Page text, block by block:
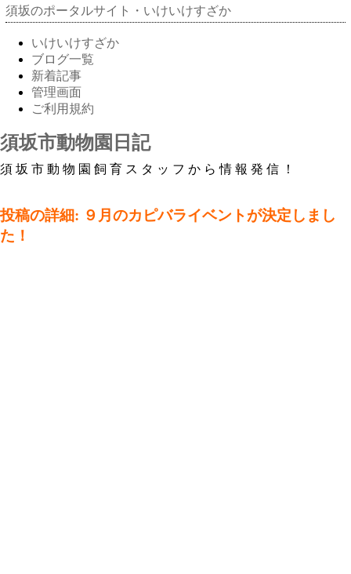
須坂のポータルサイト・いけいけすざか
いけいけすざか
ブログ一覧
新着記事
管理画面
ご利用規約
須坂市動物園日記
須坂市動物園飼育スタッフから情報発信！
投稿の詳細: ９月のカピバライベントが決定しまし
た！